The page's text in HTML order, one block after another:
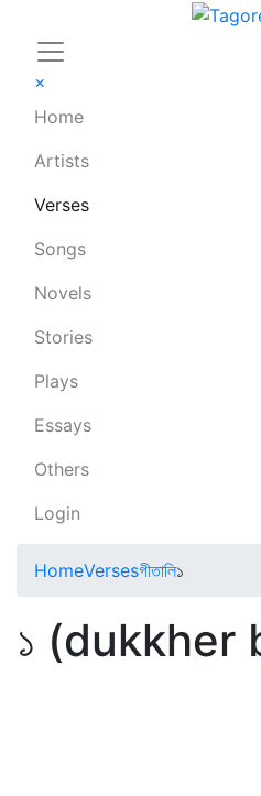
×
Home
Artists
Verses
Songs
Novels
Stories
Plays
Essays
Others
Login
HomeVersesগীতালি১
১ (dukkher